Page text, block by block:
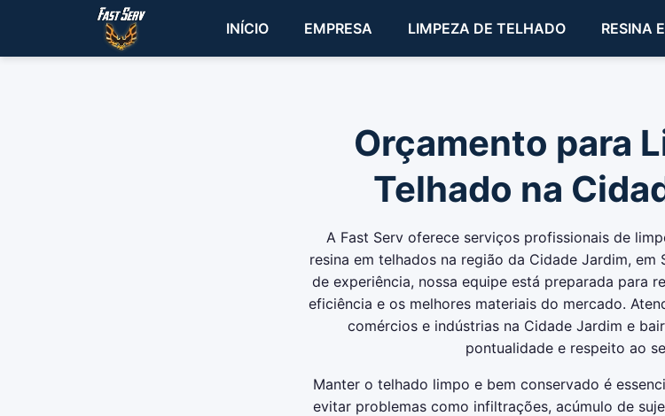
INÍCIO EMPRESA LIMPEZA DE TELHADO RESINA
Orçamento para
Telhado na
A Fast Serv oferece serviços profissionais de
resina em telhados na região da Cidade Jardim, em
de experiência, nossa equipe está preparada para
eficiência e os melhores materiais do mercado.
comércios e indústrias na Cidade Jardim e
pontualidade e respeito ao
Manter o telhado limpo e bem conservado é
evitar problemas como infiltrações, acúmulo de